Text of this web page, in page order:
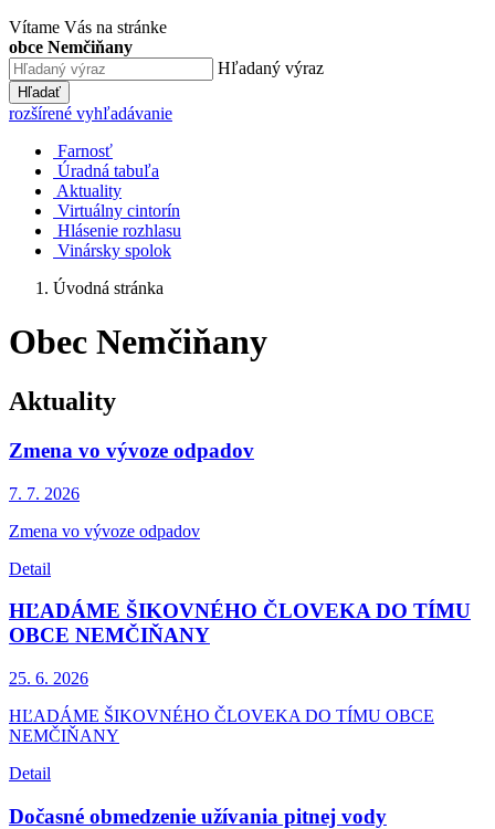
Vítame Vás na stránke
obce Nemčiňany
Hľadaný výraz
Hľadať
rozšírené vyhľadávanie
Farnosť
Úradná tabuľa
Aktuality
Virtuálny cintorín
Hlásenie rozhlasu
Vinársky spolok
Úvodná stránka
Obec Nemčiňany
Aktuality
Zmena vo vývoze odpadov
7. 7. 2026
Zmena vo vývoze odpadov
Detail
HĽADÁME ŠIKOVNÉHO ČLOVEKA DO TÍMU
OBCE NEMČIŇANY
25. 6. 2026
HĽADÁME ŠIKOVNÉHO ČLOVEKA DO TÍMU OBCE
NEMČIŇANY
Detail
Dočasné obmedzenie užívania pitnej vody